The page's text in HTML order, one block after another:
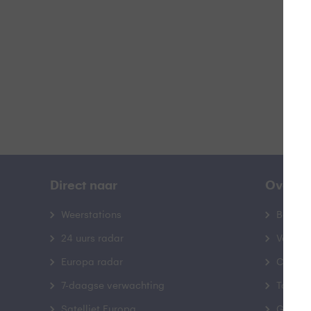
Direct naar
Weerstations
24 uurs radar
Europa radar
7-daagse verwachting
Over
Contact